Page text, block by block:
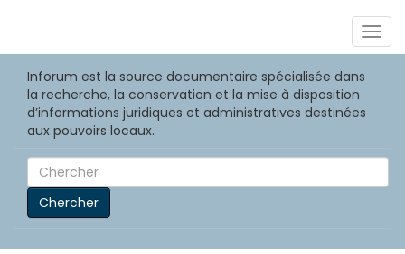
Inforum est la source documentaire spécialisée dans
la recherche, la conservation et la mise à disposition
d’informations juridiques et administratives destinées
aux pouvoirs locaux.
Chercher